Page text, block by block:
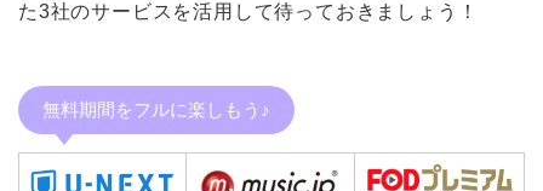
た3社のサービスを活用して待っておきましょう！
無料期間をフルに楽しもう♪